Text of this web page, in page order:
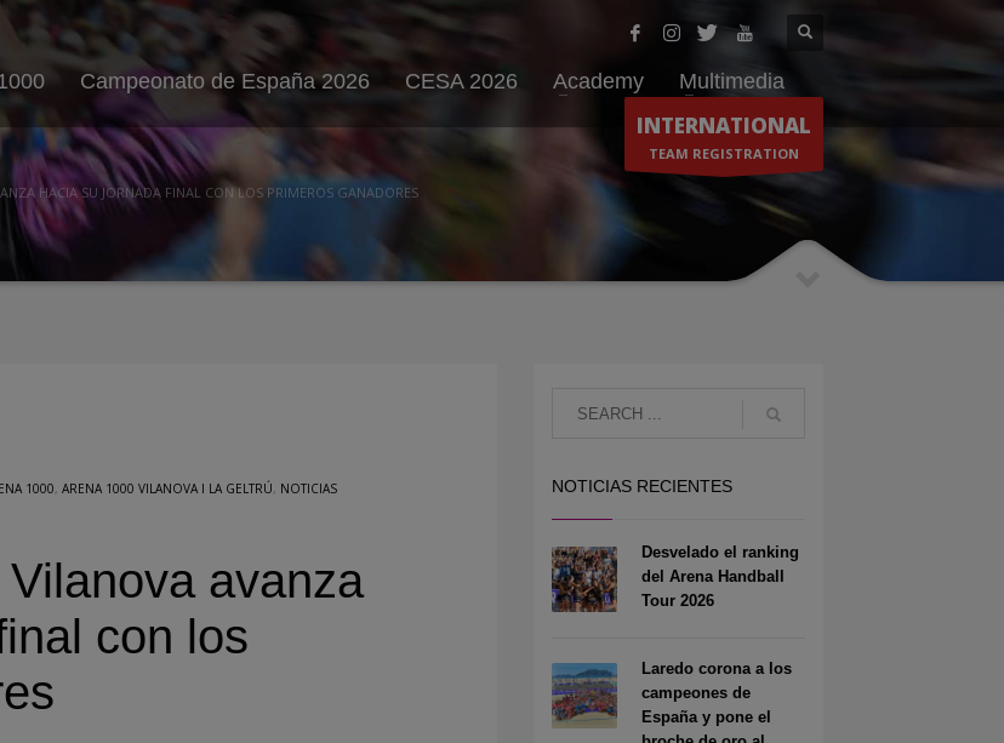
Campeonato de España 2026 CESA 2026 Academy Multimedia
INTERNATIONAL
TEAM REGISTRATION
HACIA SU JORNADA FINAL CON LOS PRIMEROS GANADORES
1000,ARENA 1000 VILANOVA I LA GELTRÚ, NOTICIAS
avanza
con los
NOTICIAS RECIENTES
Desvelado el ranking
del Arena Handball
Tour 2026
Laredo corona a los
campeones de
España y pone el